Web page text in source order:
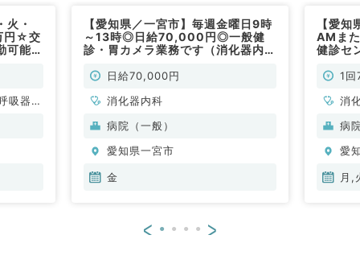
火・
円☆交
可能／
吸器内
【愛知県／一宮市】毎週金曜日9時
～13時◎日給70,000円◎一般健
診・胃カメラ業務です（消化器内科
日給70,000円
消化器内科
病院（一般）
愛知県一宮市
金
【愛
AMま
健診セ
1
消
病
愛
月,
< >